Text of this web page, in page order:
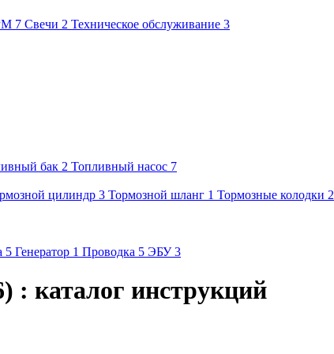
7 Свечи 2 Техническое обслуживание 3
бак 2 Топливный насос 7
цилиндр 3 Тормозной шланг 1 Тормозные колодки 2
5 Генератор 1 Проводка 5 ЭБУ 3
: каталог инструкций